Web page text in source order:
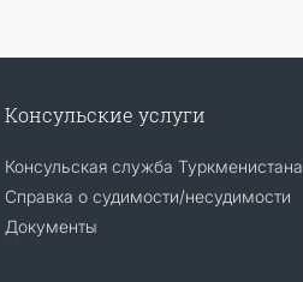
Консульские услуги
Консульская служба Туркменистана
Справка о судимости/несудимости
Документы